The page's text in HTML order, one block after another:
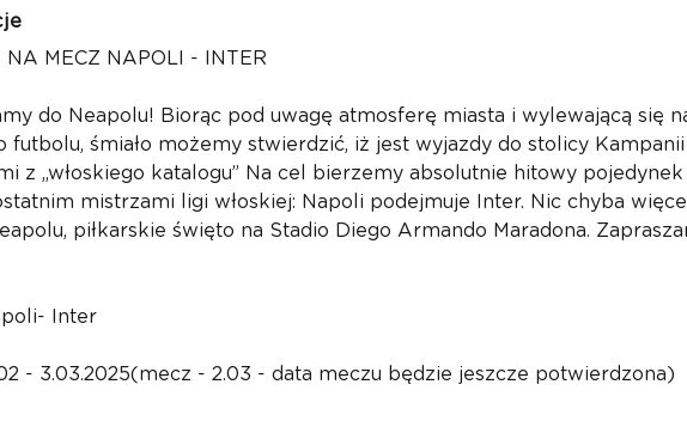
NA MECZ NAPOLI - INTER
do Neapolu! Biorąc pod uwagę atmosferę miasta i wylewającą się
futbolu, śmiało możemy stwierdzić, iż jest wyjazdy do stolicy
z „włoskiego katalogu” Na cel bierzemy absolutnie hitowy
mistrzami ligi włoskiej: Napoli podejmuje Inter. Nic chyba
piłkarskie święto na Stadio Diego Armando Maradona.
Inter
- 3.03.2025(mecz - 2.03 - data meczu będzie jeszcze potwierdzona)